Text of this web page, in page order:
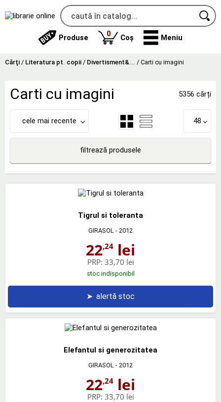
Produse 0produse
Coș Meniu
Cărţi / Literatura pt. copii / Divertisment&... / Carti cu imagini
Carti cu imagini 5356 cărți
cele mai recente 48
filtrează produsele
Tigrul si toleranta
GIRASOL - 2012
22,24 lei
PRP: 33,70 lei
stoc indisponibil
➤ alertă stoc
Elefantul si generozitatea
GIRASOL - 2012
22,24 lei
PRP: 33,70 lei